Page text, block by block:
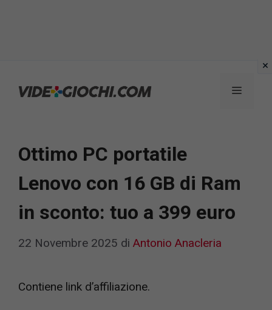
Menu
Ottimo PC portatile
Lenovo con 16 GB di Ram
in sconto: tuo a 399 euro
22 Novembre 2025 di Antonio Anacleria
Contiene link d’affiliazione.